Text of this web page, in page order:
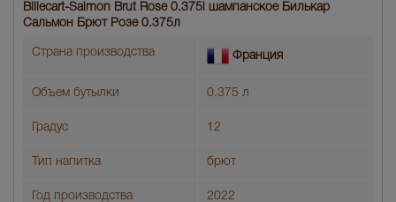
Billecart-Salmon Brut Rose 0.375l шампанское Билькар
Сальмон Брют Розе 0.375л
Страна производства Франция
Объем бутылки 0.375 л
Градус 12
Тип напитка брют
Год производства 2022